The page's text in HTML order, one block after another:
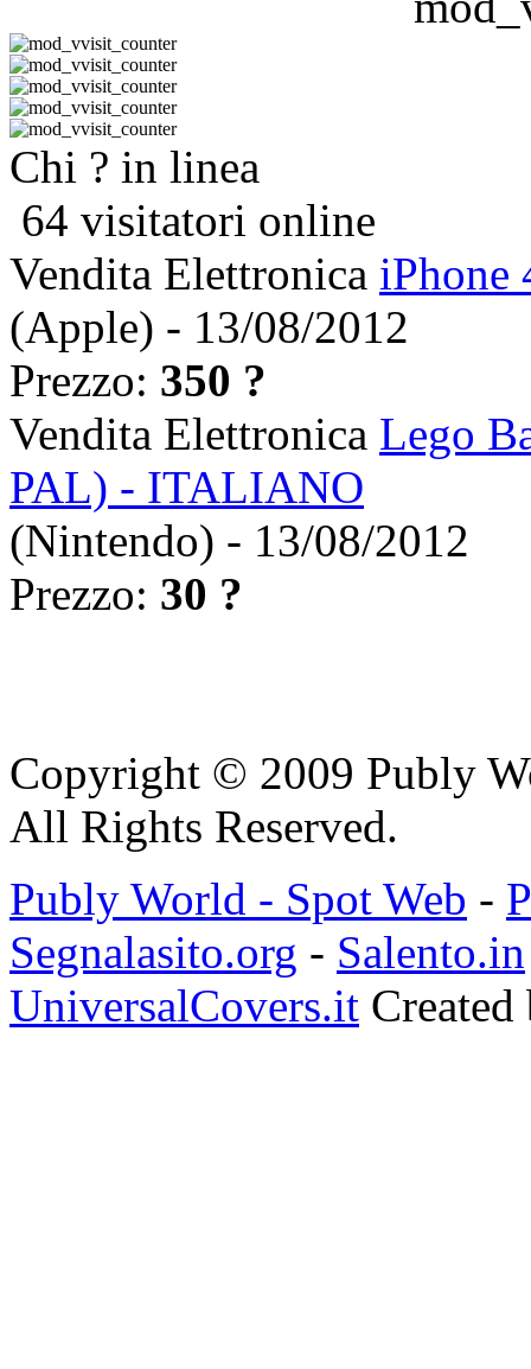
Chi ? in linea
64 visitatori online
Vendita Elettronica iPhone
(Apple) - 13/08/2012
Prezzo: 350 ?
Vendita Elettronica Lego
PAL) - ITALIANO
(Nintendo) - 13/08/2012
Prezzo: 30 ?
Copyright © 2009 Publy
All Rights Reserved.
Publy World - Spot Web -
Segnalasito.org - Salento.in
UniversalCovers.it